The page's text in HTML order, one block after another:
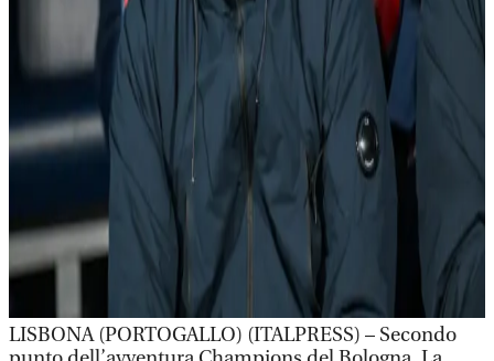
LISBONA (PORTOGALLO) (ITALPRESS) – Secondo